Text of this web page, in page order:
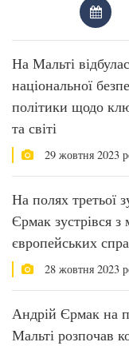
На Мальті
національної
політики щодо
та світі
29 жовтня 2023
На полях третьої
Єрмак зустрівся з
європейських
28 жовтня 2023
Андрій Єрмак на
Мальті розпочав